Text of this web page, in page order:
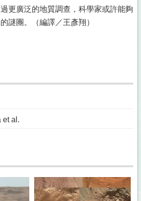
更廣泛的地質調查，科學家或許能夠
謎團。（編譯／王彥翔）
et al.